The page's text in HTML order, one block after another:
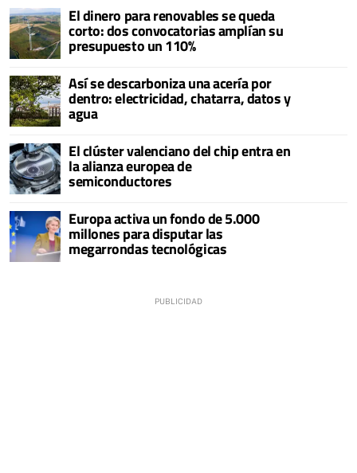
El dinero para renovables se queda
corto: dos convocatorias amplían su
presupuesto un 110%
Así se descarboniza una acería por
dentro: electricidad, chatarra, datos y
agua
El clúster valenciano del chip entra en
la alianza europea de
semiconductores
Europa activa un fondo de 5.000
millones para disputar las
megarrondas tecnológicas